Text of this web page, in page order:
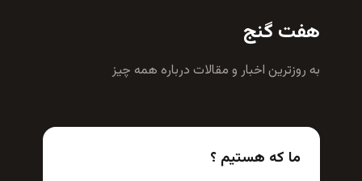
هفت گنج
به روزترين اخبار و مقالات درباره همه چيز
ما که هستیم ؟